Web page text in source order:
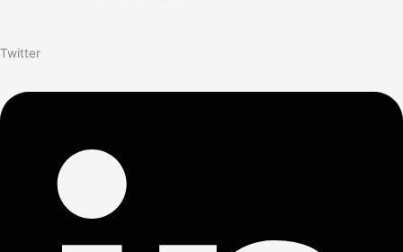
Twitter